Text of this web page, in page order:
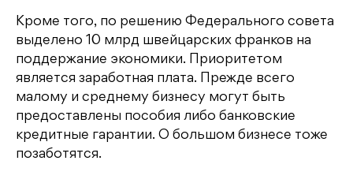
Кроме того, по решению Федерального совета
выделено 10 млрд швейцарских франков на
поддержание экономики. Приоритетом
является заработная плата. Прежде всего
малому и среднему бизнесу могут быть
предоставлены пособия либо банковские
кредитные гарантии. О большом бизнесе тоже
позаботятся.